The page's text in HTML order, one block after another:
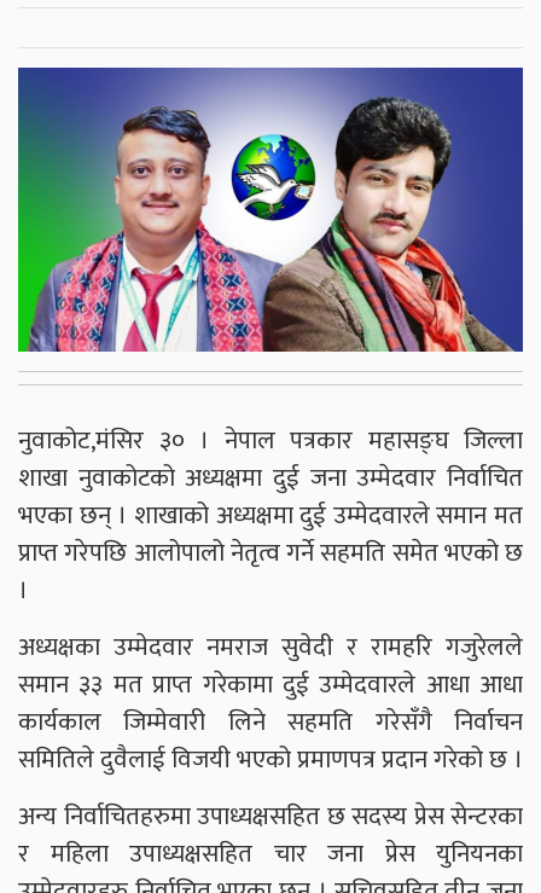
नुवाकोट,मंसिर ३० । नेपाल पत्रकार महासङ्घ जिल्ला
शाखा नुवाकोटको अध्यक्षमा दुई जना उम्मेदवार निर्वाचित
भएका छन् । शाखाको अध्यक्षमा दुई उम्मेदवारले समान मत
प्राप्त गरेपछि आलोपालो नेतृत्व गर्ने सहमति समेत भएको छ
।
अध्यक्षका उम्मेदवार नमराज सुवेदी र रामहरि गजुरेलले
समान ३३ मत प्राप्त गरेकामा दुई उम्मेदवारले आधा आधा
कार्यकाल जिम्मेवारी लिने सहमति गरेसँगै निर्वाचन
समितिले दुवैलाई विजयी भएको प्रमाणपत्र प्रदान गरेको छ ।
अन्य निर्वाचितहरुमा उपाध्यक्षसहित छ सदस्य प्रेस सेन्टरका
र महिला उपाध्यक्षसहित चार जना प्रेस युनियनका